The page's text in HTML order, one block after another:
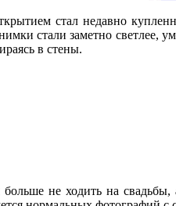
стал недавно
стали заметно
в стены.
больше не ходить на